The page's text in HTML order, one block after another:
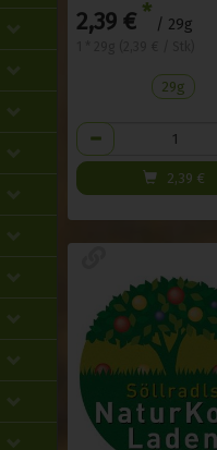
2,39 € * / 29g
29g
Anzahl
2,39 €